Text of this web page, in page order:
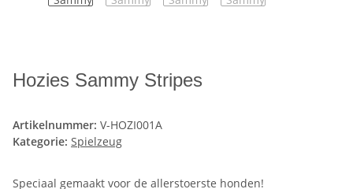
Hozies Sammy Stripes
Artikelnummer: V-HOZI001A
Kategorie: Spielzeug
Speciaal gemaakt voor de allerstoerste honden!